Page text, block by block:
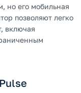
но его мобильная
позволяют легко
включая